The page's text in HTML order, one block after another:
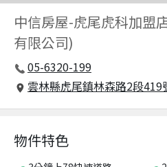
中信房屋-虎尾虎科加盟
有限公司)
05-6320-199
雲林縣虎尾鎮林森路2段419
物件特色